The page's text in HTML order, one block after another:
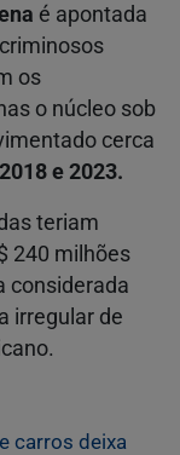
é apontada
os
o núcleo sob
cerca
2018 e 2023.
teriam
240 milhões
considerada
irregular de
carros deixa